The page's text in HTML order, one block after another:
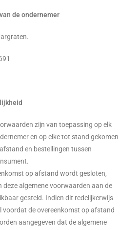
de ondernemer
zijn van toepassing op elk
en op elke tot stand gekomen
en bestellingen tussen
op afstand wordt gesloten,
deze algemene voorwaarden aan de
gesteld. Indien dit redelijkerwijs
voordat de overeenkomst op afstand
aangegeven dat de algemene